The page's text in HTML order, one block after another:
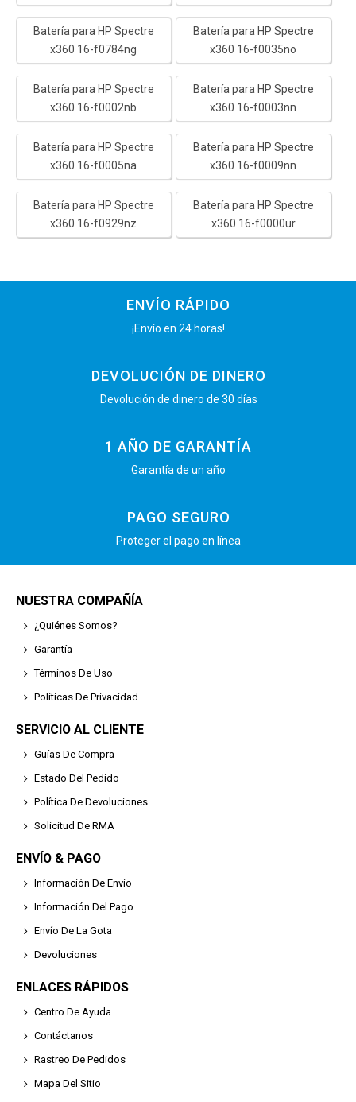
Batería para HP Spectre
x360 16-f0784ng
Batería para HP Spectre
x360 16-f0035no
Batería para HP Spectre
x360 16-f0002nb
Batería para HP Spectre
x360 16-f0003nn
Batería para HP Spectre
x360 16-f0005na
Batería para HP Spectre
x360 16-f0009nn
Batería para HP Spectre
x360 16-f0929nz
Batería para HP Spectre
x360 16-f0000ur
ENVÍO RÁPIDO
¡Envío en 24 horas!
DEVOLUCIÓN DE DINERO
Devolución de dinero de 30 días
1 AÑO DE GARANTÍA
Garantía de un año
PAGO SEGURO
Proteger el pago en línea
NUESTRA COMPAÑÍA
¿Quiénes Somos?
Garantía
Términos De Uso
Políticas De Privacidad
SERVICIO AL CLIENTE
Guías De Compra
Estado Del Pedido
Política De Devoluciones
Solicitud De RMA
ENVÍO & PAGO
Información De Envío
Información Del Pago
Envío De La Gota
Devoluciones
ENLACES RÁPIDOS
Centro De Ayuda
Contáctanos
Rastreo De Pedidos
Mapa Del Sitio